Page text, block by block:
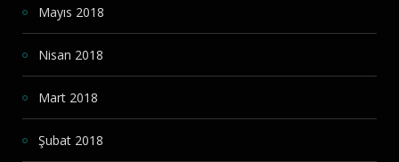
Mayıs 2018
Nisan 2018
Mart 2018
Şubat 2018